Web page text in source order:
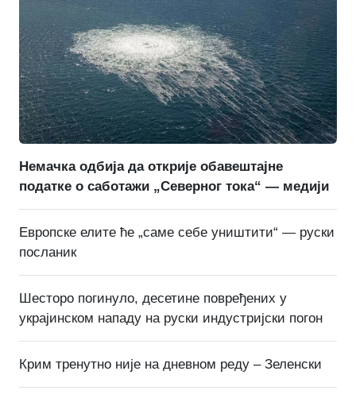
Немачка одбија да открије обавештајне
податке о саботажи „Северног тока“ — медији
Европске елите ће „саме себе уништити“ — руски
посланик
Шесторо погинуло, десетине повређених у
украјинском нападу на руски индустријски погон
Крим тренутно није на дневном реду – Зеленски